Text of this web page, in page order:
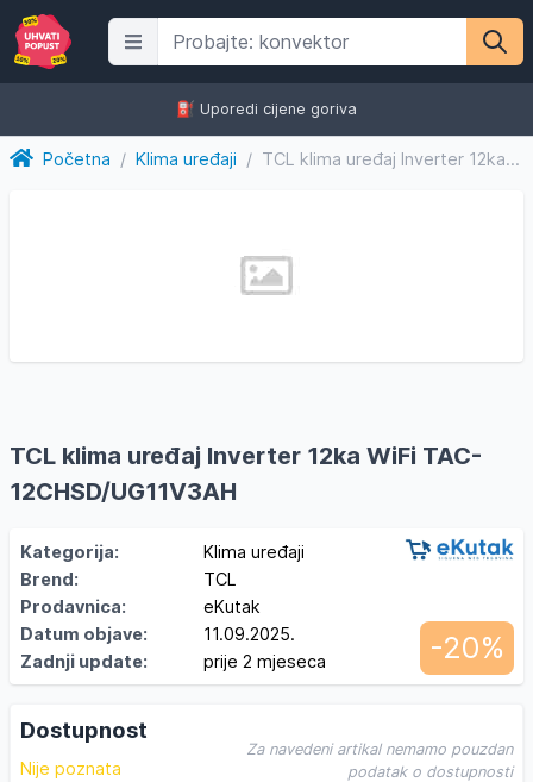
⛽️ Uporedi cijene goriva
Početna / Klima uređaji / TCL klima uređaj Inverter 12ka WiFi TAC-12CHSD/UG11V3AH
TCL klima uređaj Inverter 12ka WiFi TAC-
12CHSD/UG11V3AH
Kategorija:
Klima uređaji
Brend:
TCL
Prodavnica:
eKutak
Datum objave:
11.09.2025.
Zadnji update:
prije 2 mjeseca -20%
Dostupnost
Nije poznata
Za navedeni artikal nemamo pouzdan
podatak o dostupnosti